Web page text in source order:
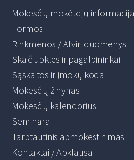
Mokesčių mokėtojų informacija
Formos
Rinkmenos / Atviri duomenys
Skaičiuoklės ir pagalbininkai
Sąskaitos ir įmokų kodai
Mokesčių žinynas
Mokesčių kalendorius
Seminarai
Tarptautinis apmokestinimas
Kontaktai / Apklausa